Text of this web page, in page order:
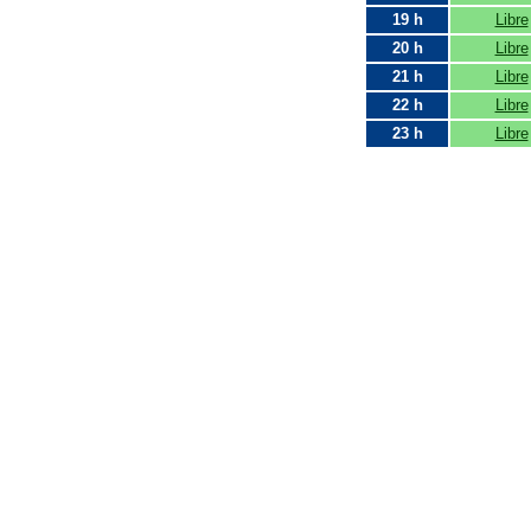
19 h
Libre
20 h
Libre
21 h
Libre
22 h
Libre
23 h
Libre